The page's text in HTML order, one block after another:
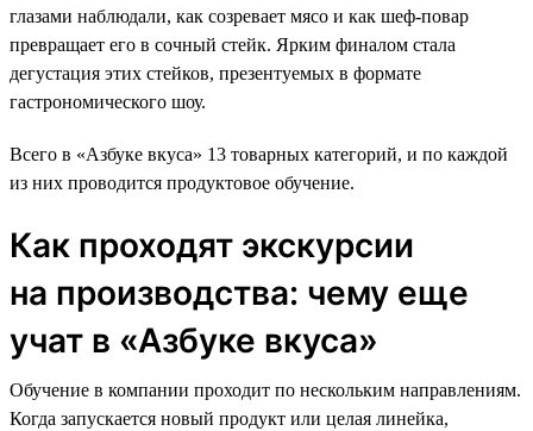
глазами наблюдали, как созревает мясо и как шеф-повар
превращает его в сочный стейк. Ярким финалом стала
дегустация этих стейков, презентуемых в формате
гастрономического шоу.
Всего в «Азбуке вкуса» 13 товарных категорий, и по каждой
из них проводится продуктовое обучение.
Как проходят экскурсии
на производства: чему еще
учат в «Азбуке вкуса»
Обучение в компании проходит по нескольким направлениям.
Когда запускается новый продукт или целая линейка,